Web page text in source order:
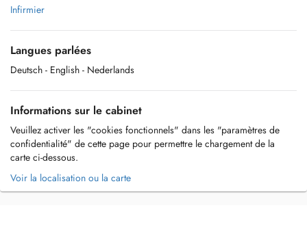
Infirmier
Langues parlées
Deutsch - English - Nederlands
Informations sur le cabinet
Veuillez activer les "cookies fonctionnels" dans les "paramètres de
confidentialité" de cette page pour permettre le chargement de la
carte ci-dessous.
Voir la localisation ou la carte